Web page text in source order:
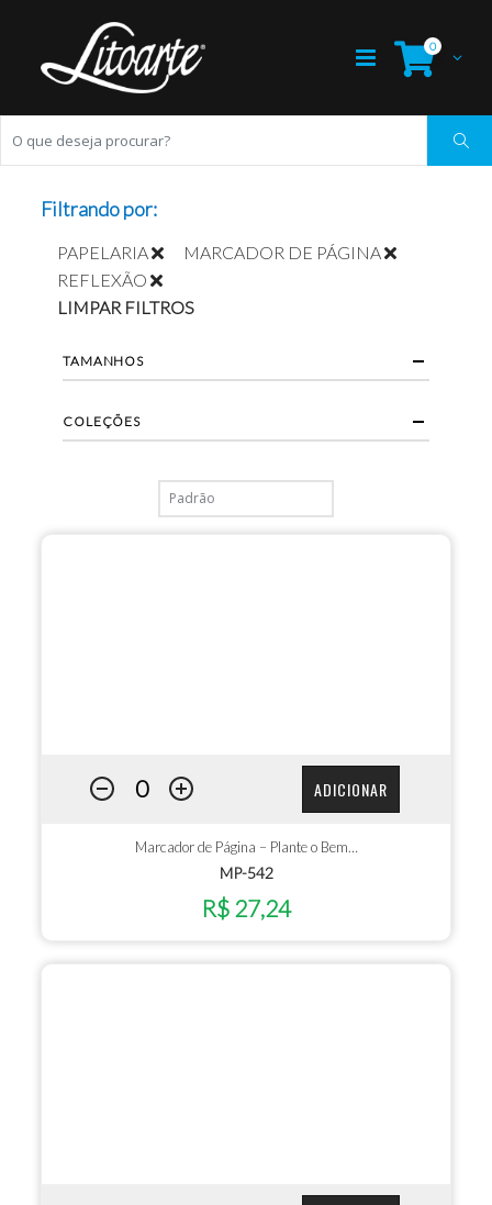
0
ADICIONAR
Marcador de Página – Plante o Bem…
MP-542
R$ 27,24
Filtrando por:
PAPELARIA
MARCADOR DE PÁGINA
REFLEXÃO
LIMPAR FILTROS
TAMANHOS
COLEÇÕES